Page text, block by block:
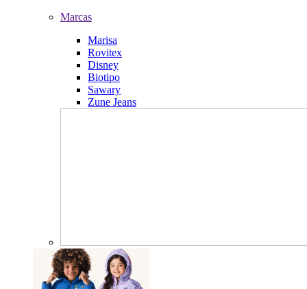
Marcas
Marisa
Rovitex
Disney
Biotipo
Sawary
Zune Jeans